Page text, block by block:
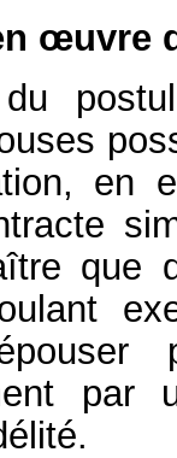
œuvre
en
que